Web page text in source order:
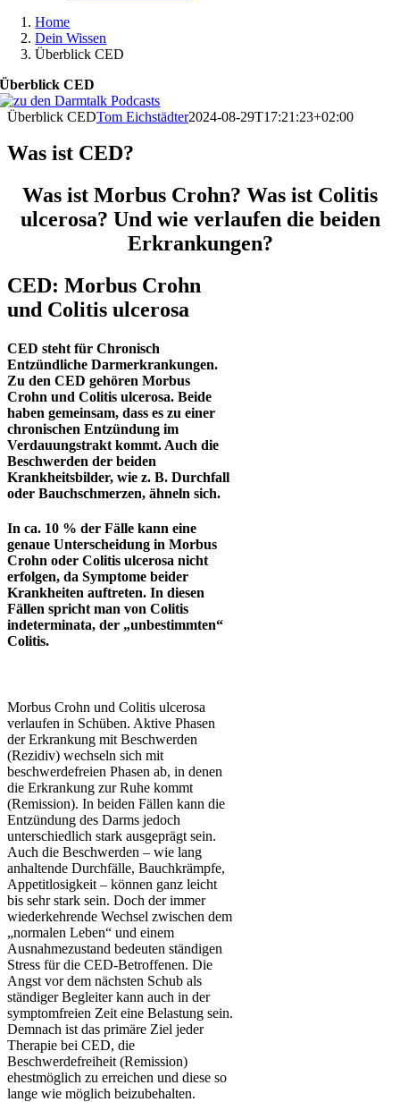
Home
Dein Wissen
Überblick CED
Überblick CED
Überblick CEDTom Eichstädter2024-08-29T17:21:23+02:00
Was ist CED?
Was ist Morbus Crohn? Was ist Colitis
ulcerosa? Und wie verlaufen die beiden
Erkrankungen?
CED: Morbus Crohn
und Colitis ulcerosa
CED steht für Chronisch
Entzündliche Darmerkrankungen.
Zu den CED gehören Morbus
Crohn und Colitis ulcerosa. Beide
haben gemeinsam, dass es zu einer
chronischen Entzündung im
Verdauungstrakt kommt. Auch die
Beschwerden der beiden
Krankheitsbilder, wie z. B. Durchfall
oder Bauchschmerzen, ähneln sich.
In ca. 10 % der Fälle kann eine
genaue Unterscheidung in Morbus
Crohn oder Colitis ulcerosa nicht
erfolgen, da Symptome beider
Krankheiten auftreten. In diesen
Fällen spricht man von Colitis
indeterminata, der „unbestimmten“
Colitis.
Morbus Crohn und Colitis ulcerosa
verlaufen in Schüben. Aktive Phasen
der Erkrankung mit Beschwerden
(Rezidiv) wechseln sich mit
beschwerdefreien Phasen ab, in denen
die Erkrankung zur Ruhe kommt
(Remission). In beiden Fällen kann die
Entzündung des Darms jedoch
unterschiedlich stark ausgeprägt sein.
Auch die Beschwerden – wie lang
anhaltende Durchfälle, Bauchkrämpfe,
Appetitlosigkeit – können ganz leicht
bis sehr stark sein. Doch der immer
wiederkehrende Wechsel zwischen dem
„normalen Leben“ und einem
Ausnahmezustand bedeuten ständigen
Stress für die CED-Betroffenen. Die
Angst vor dem nächsten Schub als
ständiger Begleiter kann auch in der
symptomfreien Zeit eine Belastung sein.
Demnach ist das primäre Ziel jeder
Therapie bei CED, die
Beschwerdefreiheit (Remission)
ehestmöglich zu erreichen und diese so
lange wie möglich beizubehalten.